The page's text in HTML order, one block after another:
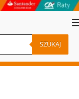
SZUKAJ